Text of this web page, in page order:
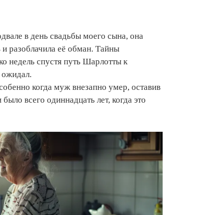
в день свадьбы моего сына, она
разоблачила её обман. Тайны
недель спустя путь Шарлотты к
ожидал.
когда муж внезапно умер, оставив
всего одиннадцать лет, когда это